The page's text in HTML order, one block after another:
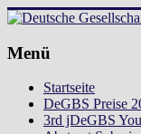
Zum
springen
Deutsche
Biologische
Menü
Startseite
DeGBS Preise
3rd jDeGBS